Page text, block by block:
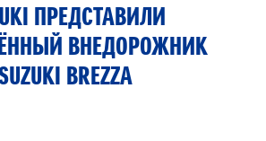
ПРЕДСТАВИЛИ
ВНЕДОРОЖНИК
BREZZA